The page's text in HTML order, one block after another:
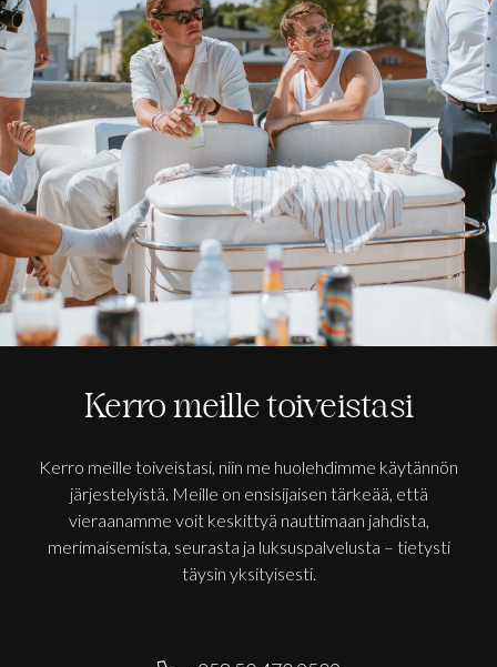
Kerro meille toiveistasi
Kerro meille toiveistasi, niin me huolehdimme käytännön
järjestelyistä. Meille on ensisijaisen tärkeää, että
vieraanamme voit keskittyä nauttimaan jahdista,
merimaisemista, seurasta ja luksuspalvelusta – tietysti
täysin yksityisesti.